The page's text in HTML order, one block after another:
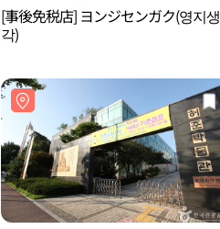
[事後免税店] ヨンジセンガク(영지생
각)